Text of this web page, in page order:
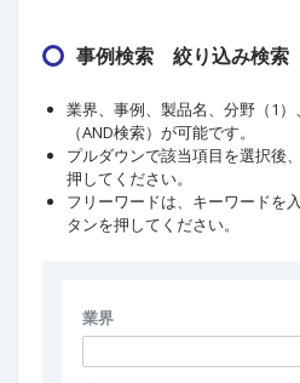
事例検索 絞り込み検索
業界、事例、製品名、分野（1
（AND検索）が可能です。
プルダウンで該当項目を選択後
押してください。
フリーワードは、キーワードを
タンを押してください。
業界